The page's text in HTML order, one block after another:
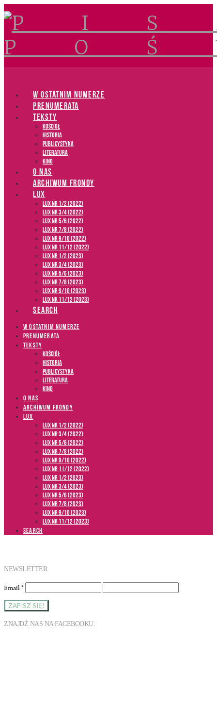
W OSTATNIM NUMERZE
PRENUMERATA
TEKSTY
Kościół
Historia
Publicystyka
Literatura
Kino
O NAS
ARCHIWUM FRONDY
LUX
LUX NR 1/2 (2022)
LUX NR 3/4 (2022)
LUX NR 5/6 (2022)
LUX NR 7/8 (2022)
LUX nr 9/10 (2022)
LUX NR 11/12 (2022)
LUX NR 1/2 (2023)
LUX NR 3/4 (2023)
LUX NR 5/6 (2023)
LUX NR 7/8 (2023)
LUX NR 9/10 (2023)
LUX NR 11/12 (2023)
SEARCH
W OSTATNIM NUMERZE
PRENUMERATA
TEKSTY
Kościół
Historia
Publicystyka
Literatura
Kino
O NAS
ARCHIWUM FRONDY
LUX
LUX NR 1/2 (2022)
LUX NR 3/4 (2022)
LUX NR 5/6 (2022)
LUX NR 7/8 (2022)
LUX nr 9/10 (2022)
LUX NR 11/12 (2022)
LUX NR 1/2 (2023)
LUX NR 3/4 (2023)
LUX NR 5/6 (2023)
LUX NR 7/8 (2023)
LUX NR 9/10 (2023)
LUX NR 11/12 (2023)
SEARCH
NEWSLETTER
Email*
ZNAJDŹ NAS NA FACEBOOKU: